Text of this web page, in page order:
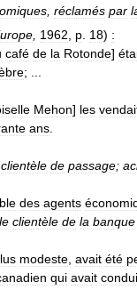
réclamés par
1962 p 18) :
café de la Rotonde]
; ...
Mehon] les
ans
clientèle de passage;
des agents
clientèle de la banque
modeste avait été
qui avait